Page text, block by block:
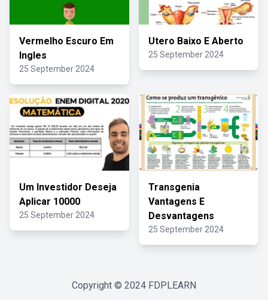
Vermelho Escuro Em
Ingles
25 September 2024
Utero Baixo E Aberto
25 September 2024
Um Investidor Deseja
Aplicar 10000
25 September 2024
Transgenia
Vantagens E
Desvantagens
25 September 2024
Copyright © 2024 FDPLEARN